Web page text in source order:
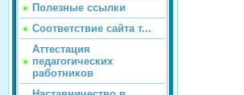
Полезные ссылки
Соответствие сайта т...
Аттестация
педагогических
работников